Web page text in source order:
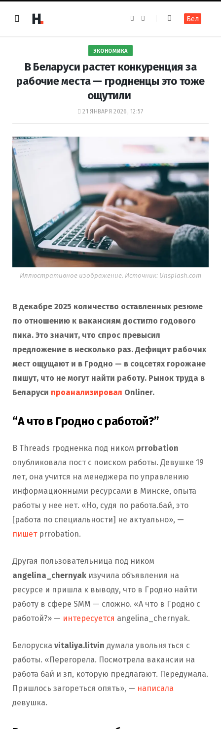
e
k
t
a
m
Бел
ЭКОНОМИКА
В Беларуси растет конкуренция за
рабочие места — гродненцы это тоже
ощутили
21 ЯНВАРЯ 2026, 12:57
Иллюстративное изображение. Источник: Unsplash.com
В декабре 2025 количество оставленных резюме
по отношению к вакансиям достигло годового
пика. Это значит, что спрос превысил
предложение в несколько раз. Дефицит рабочих
мест ощущают и в Гродно — в соцсетях горожане
пишут, что не могут найти работу. Рынок труда в
Беларуси проанализировал Onliner.
“А что в Гродно с работой?”
В Threads гродненка под ником prrobation
опубликовала пост с поиском работы. Девушке 19
лет, она учится на менеджера по управлению
информационными ресурсами в Минске, опыта
работы у нее нет. «Но, судя по работа.бай, это
[работа по специальности] не актуально», —
пишетprrobation.
Другая пользовательница под ником
angelina_chernyak изучила объявления на
ресурсе и пришла к выводу, что в Гродно найти
работу в сфере SMM — сложно. «А что в Гродно с
работой?» — интересуется angelina_chernyak.
Белоруска vitaliya.litvin думала увольняться с
работы. «Перегорела. Посмотрела вакансии на
работа бай и зп, которую предлагают. Передумала.
Пришлось загореться опять», — написала
девушка.